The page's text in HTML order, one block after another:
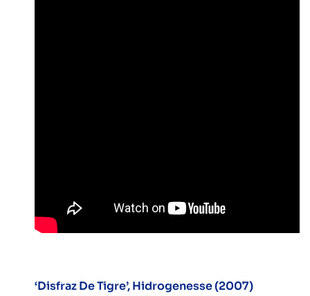
‘Disfraz De Tigre’, Hidrogenesse (2007)